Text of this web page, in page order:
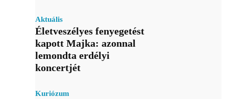
Aktuális
Életveszélyes fenyegetést
kapott Majka: azonnal
lemondta erdélyi
koncertjét
Kuriózum